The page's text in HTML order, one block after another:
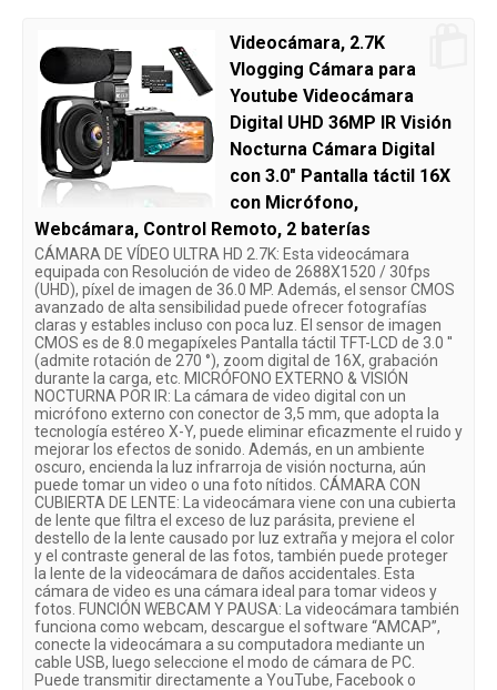
Videocámara, 2.7K
Vlogging Cámara para
Youtube Videocámara
Digital UHD 36MP IR Visión
Nocturna Cámara Digital
con 3.0" Pantalla táctil 16X
con Micrófono,
Webcámara, Control Remoto, 2 baterías
CÁMARA DE VÍDEO ULTRA HD 2.7K: Esta videocámara
equipada con Resolución de video de 2688X1520 / 30fps
(UHD), píxel de imagen de 36.0 MP. Además, el sensor CMOS
avanzado de alta sensibilidad puede ofrecer fotografías
claras y estables incluso con poca luz. El sensor de imagen
CMOS es de 8.0 megapíxeles Pantalla táctil TFT-LCD de 3.0 ''
(admite rotación de 270 °), zoom digital de 16X, grabación
durante la carga, etc. MICRÓFONO EXTERNO & VISIÓN
NOCTURNA POR IR: La cámara de video digital con un
micrófono externo con conector de 3,5 mm, que adopta la
tecnología estéreo X-Y, puede eliminar eficazmente el ruido y
mejorar los efectos de sonido. Además, en un ambiente
oscuro, encienda la luz infrarroja de visión nocturna, aún
puede tomar un video o una foto nítidos. CÁMARA CON
CUBIERTA DE LENTE: La videocámara viene con una cubierta
de lente que filtra el exceso de luz parásita, previene el
destello de la lente causado por luz extraña y mejora el color
y el contraste general de las fotos, también puede proteger
la lente de la videocámara de daños accidentales. Esta
cámara de video es una cámara ideal para tomar videos y
fotos. FUNCIÓN WEBCAM Y PAUSA: La videocámara también
funciona como webcam, descargue el software “AMCAP”,
conecte la videocámara a su computadora mediante un
cable USB, luego seleccione el modo de cámara de PC.
Puede transmitir directamente a YouTube, Facebook o